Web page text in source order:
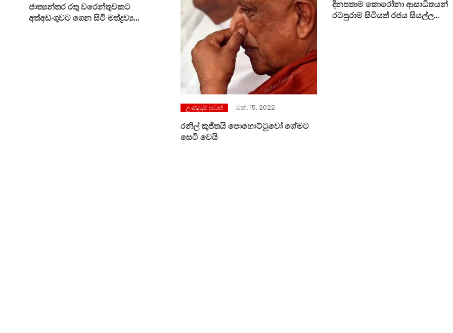
ජාත්‍යන්තර රතු වරෙන්තුවකට
අත්අඩංගුවට ගෙන සිටි මත්ද්‍රව්‍ය
උණුසුම් පුවත් ඔක්. 15, 2022
රනිල් කුජීතයි පොහොට්ටුවෝ ගේමට
සෙටි වෙයි
දිනපතාම කොරෝනා ආසාධිතයන්
රටපුරාම සිටියත් රජය සියල්ල